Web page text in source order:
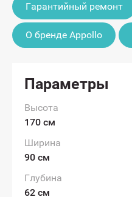
Гарантийный ремонт
О бренде Appollo
Параметры
Высота
170 см
Ширина
90 см
Глубина
62 см